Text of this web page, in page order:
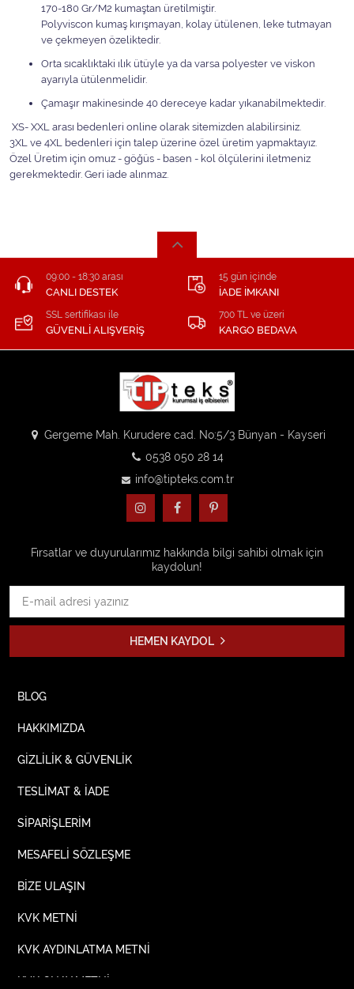
170-180 Gr/M2 kumaştan üretilmiştir.
Polyviscon kumaş kırışmayan, kolay ütülenen, leke tutmayan
ve çekmeyen özeliktedir.
Orta sıcaklıktaki ılık ütüyle ya da varsa polyester ve viskon
ayarıyla ütülenmelidir.
Çamaşır makinesinde 40 dereceye kadar yıkanabilmektedir.
XS- XXL arası bedenleri online olarak sitemizden alabilirsiniz.
3XL ve 4XL bedenleri için talep üzerine özel üretim yapmaktayız.
Özel Üretim için omuz - göğüs - basen - kol ölçülerini iletmeniz
gerekmektedir. Geri iade alınmaz.
09:00 - 18:30 arası
CANLI DESTEK
15 gün içinde
İADE İMKANI
SSL sertifikası ile
GÜVENLİ ALIŞVERİŞ
700 TL ve üzeri
KARGO BEDAVA
Gergeme Mah. Kurudere cad. No:5/3 Bünyan - Kayseri
0538 050 28 14
info@tipteks.com.tr
Fırsatlar ve duyurularımız hakkında bilgi sahibi olmak için
kaydolun!
HEMEN KAYDOL
BLOG
HAKKIMIZDA
GİZLİLİK & GÜVENLİK
TESLİMAT & İADE
SİPARİŞLERİM
MESAFELİ SÖZLEŞME
BİZE ULAŞIN
KVK METNİ
KVK AYDINLATMA METNİ
KVK ONAY METNİ